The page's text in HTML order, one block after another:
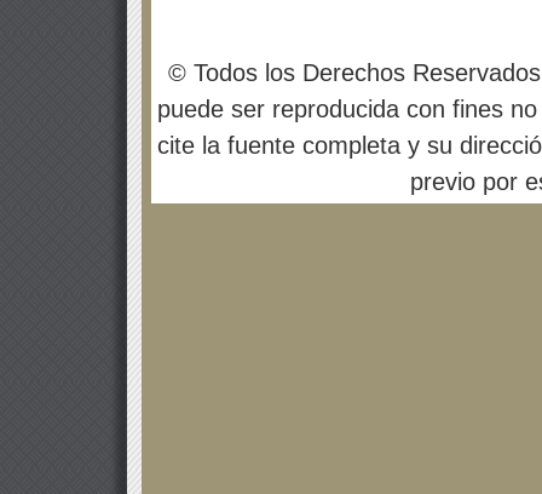
© Todos los Derechos
puede ser reproducida con fines
cite la fuente completa y su
previo por